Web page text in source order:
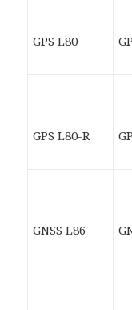
GPS L80
GPS L80-R
GNSS L86